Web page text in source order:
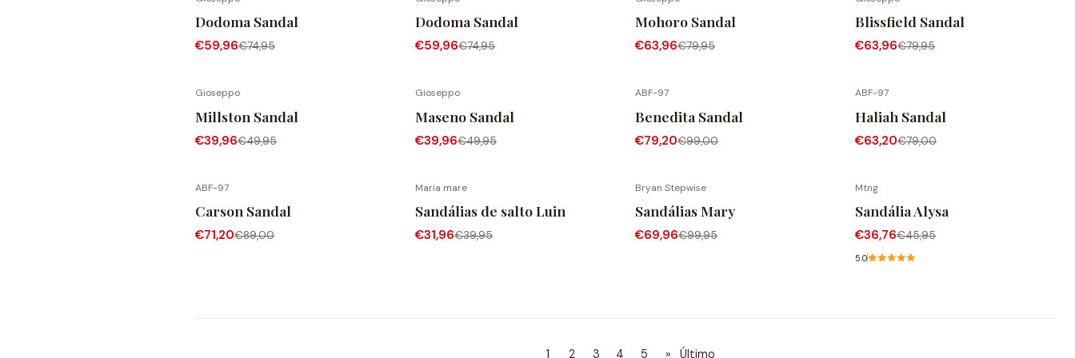
Dodoma Sandal
€59,96€74,95
Dodoma Sandal
€59,96€74,95
Mohoro Sandal
€63,96€79,95
Blissfield Sandal
€63,96€79,95
Gioseppo
Millston Sandal
€39,96€49,95
Gioseppo
Maseno Sandal
€39,96€49,95
ABF-97
Benedita Sandal
€79,20€99,00
ABF-97
Haliah Sandal
€63,20€79,00
ABF-97
Carson Sandal
€71,20€89,00
Maria mare
Sandálias de salto Luin
€31,96€39,95
Bryan Stepwise
Sandálias Mary
€69,96€99,95
Mtng
Sandália Alysa
€36,76€45,95
5.0
1 2 3 4 5 » Último